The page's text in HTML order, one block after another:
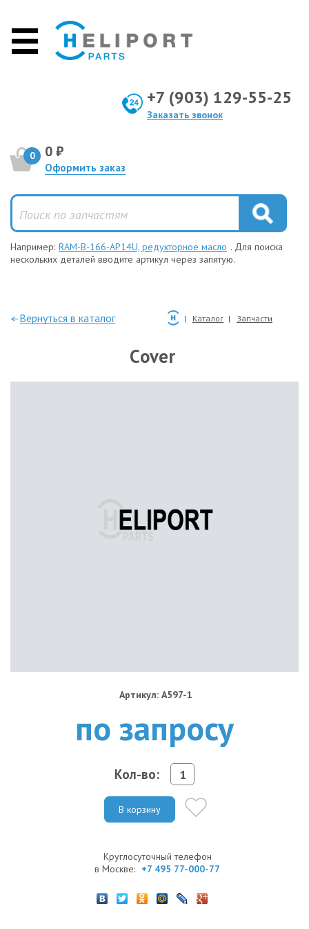
+7 (903) 129-55-25
Заказать звонок
0 0 ₽
Оформить заказ
Например: RAM-B-166-AP14U, редукторное масло . Для поиска
нескольких деталей вводите артикул через запятую.
—Вернуться в каталог Каталог Запчасти
Cover
Артикул: A597-1
по запросу
Кол-во:
В корзину
Круглосуточный телефон
в Москве: +7 495 77-000-77